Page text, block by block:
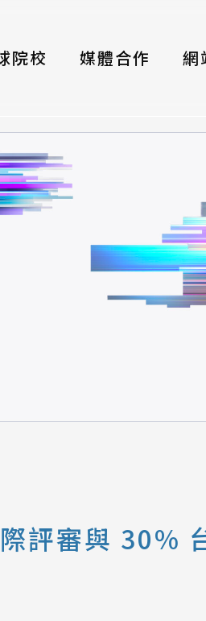
院校 媒體合作 網
評審與 30%